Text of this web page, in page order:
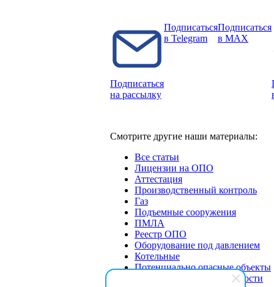
Подписаться
на рассылку
Подписаться
в Telegram
Подписаться
в MAX
Смотрите другие наши материалы:
Все статьи
Лицензии на ОПО
Аттестация
Производственный контроль
Газ
Подъемные сооружения
ПМЛА
Реестр ОПО
Оборудование под давлением
Котельные
Потенциально опасные объекты
Экспертиза промбезопасности